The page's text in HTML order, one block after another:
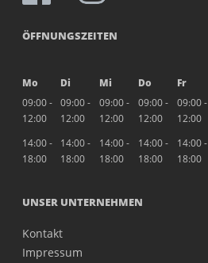
ÖFFNUNGSZEITEN
Mo Di Mi Do Fr
09:00 -
12:00
09:00 -
12:00
09:00 -
12:00
09:00 -
12:00
09:00 -
12:00
14:00 -
18:00
14:00 -
18:00
14:00 -
18:00
14:00 -
18:00
14:00 -
18:00
UNSER UNTERNEHMEN
Kontakt
Impressum